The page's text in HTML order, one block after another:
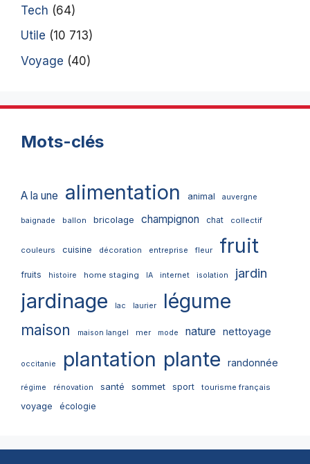
Tech (64)
Utile (10 713)
Voyage (40)
Mots-clés
A la une alimentation animal auvergne
baignade ballon bricolage champignon chat collectif
couleurs cuisine décoration entreprise fleur fruit
fruits histoire home staging IA internet isolation jardin
jardinage lac laurier légume
maison maison langel mer mode nature nettoyage
occitanie plantation plante randonnée
régime rénovation santé sommet sport tourisme français
voyage écologie